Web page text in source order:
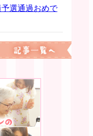
選通過おめで